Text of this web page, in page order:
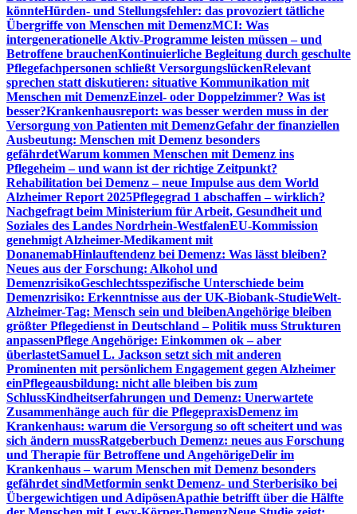
könnteHürden- und Stellungsfehler: das provoziert tätliche
Übergriffe von Menschen mit DemenzMCI: Was
intergenerationelle Aktiv-Programme leisten müssen – und
Betroffene brauchenKontinuierliche Begleitung durch geschulte
Pflegefachpersonen schließt VersorgungslückenRelevant
sprechen statt diskutieren: situative Kommunikation mit
Menschen mit DemenzEinzel- oder Doppelzimmer? Was ist
besser?Krankenhausreport: was besser werden muss in der
Versorgung von Patienten mit DemenzGefahr der finanziellen
Ausbeutung: Menschen mit Demenz besonders
gefährdetWarum kommen Menschen mit Demenz ins
Pflegeheim – und wann ist der richtige Zeitpunkt?
Rehabilitation bei Demenz – neue Impulse aus dem World
Alzheimer Report 2025Pflegegrad 1 abschaffen – wirklich?
Nachgefragt beim Ministerium für Arbeit, Gesundheit und
Soziales des Landes Nordrhein-WestfalenEU-Kommission
genehmigt Alzheimer-Medikament mit
DonanemabHinlauftendenz bei Demenz: Was lässt bleiben?
Neues aus der Forschung: Alkohol und
DemenzrisikoGeschlechtsspezifische Unterschiede beim
Demenzrisiko: Erkenntnisse aus der UK-Biobank-StudieWelt-
Alzheimer-Tag: Mensch sein und bleibenAngehörige bleiben
größter Pflegedienst in Deutschland – Politik muss Strukturen
anpassenPflege Angehörige: Einkommen ok – aber
überlastetSamuel L. Jackson setzt sich mit anderen
Prominenten mit persönlichem Engagement gegen Alzheimer
einPflegeausbildung: nicht alle bleiben bis zum
SchlussKindheitserfahrungen und Demenz: Unerwartete
Zusammenhänge auch für die PflegepraxisDemenz im
Krankenhaus: warum die Versorgung so oft scheitert und was
sich ändern mussRatgeberbuch Demenz: neues aus Forschung
und Therapie für Betroffene und AngehörigeDelir im
Krankenhaus – warum Menschen mit Demenz besonders
gefährdet sindMetformin senkt Demenz- und Sterberisiko bei
Übergewichtigen und AdipösenApathie betrifft über die Hälfte